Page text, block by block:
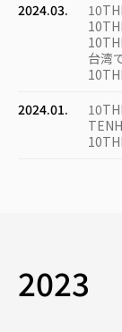
2024.03.
台湾
2024.01.
2023